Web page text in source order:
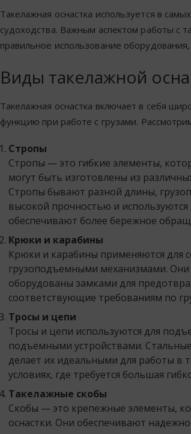
Такелажная оснастка используется в
судоходства. Важным аспектом работы с
правильное использование
Виды такелажной
Такелажная оснастка включает в себя
функцию при работе с грузами.
Стропы
Стропы — это гибкие элементы,
могут быть изготовлены из
Стропы бывают разной длины,
высокой прочностью и
обеспечивают более бережное
Крюки и карабины
Крюки и карабины применяются для
грузоподъемными механизмами.
оборудованы замками для
соответствующие требованиям по
Тросы и цепи
Тросы и цепи используются для
подъемными устройствами.
делает их идеальными для работы в
условиях, где требуется большая
Такелажные скобы
Скобы — это крепежные элементы,
оснастки. Они обеспечивают